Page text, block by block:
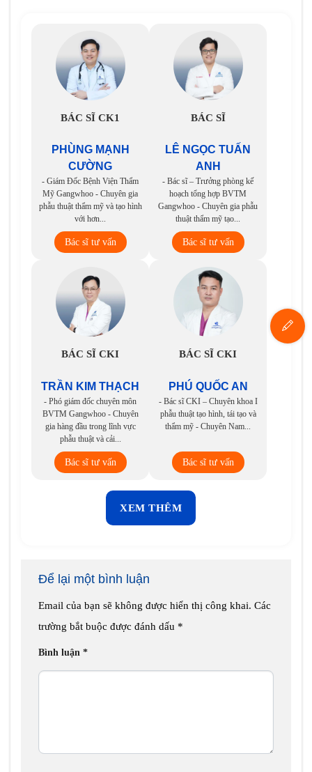
BÁC SĨ CK1
PHÙNG MẠNH
CƯỜNG
- Giám Đốc Bệnh Viện Thẩm
Mỹ Gangwhoo - Chuyên gia
phẫu thuật thẩm mỹ và tạo hình
với hơn...
Bác sĩ tư vấn
BÁC SĨ
LÊ NGỌC TUẤN
ANH
- Bác sĩ – Trưởng phòng kế
hoạch tổng hợp BVTM
Gangwhoo - Chuyên gia phẫu
thuật thẩm mỹ tạo...
Bác sĩ tư vấn
BÁC SĨ CKI
TRẦN KIM THẠCH
- Phó giám đốc chuyên môn
BVTM Gangwhoo - Chuyên
gia hàng đầu trong lĩnh vực
phẫu thuật và cải...
Bác sĩ tư vấn
BÁC SĨ CKI
PHÚ QUỐC AN
- Bác sĩ CKI – Chuyên khoa I
phẫu thuật tạo hình, tái tạo và
thẩm mỹ - Chuyên Nam...
Bác sĩ tư vấn
XEM THÊM
Để lại một bình luận
Email của bạn sẽ không được hiển thị công khai. Các
trường bắt buộc được đánh dấu *
Bình luận *